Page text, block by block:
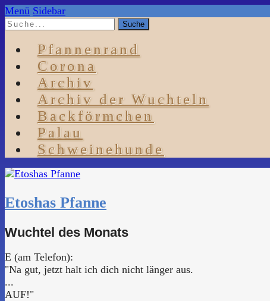
Menü Sidebar
Pfannenrand
Corona
Archiv
Archiv der Wuchteln
Backförmchen
Palau
Schweinehunde
Etoshas Pfanne
Wuchtel des Monats
E (am Telefon):
"Na gut, jetzt halt ich dich nicht länger aus.
...
AUF!"